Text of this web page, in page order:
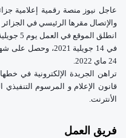
عاجل نيوز منصة رقمية إعلامية
والإتصال مقرها الرئيسي في
في 14 جويلية 2021،
24 ماي 2022.
تراهن الجريدة الإلكترونية في
قانون الإعلام و المرسوم
الأنترنت.
فريق العمل